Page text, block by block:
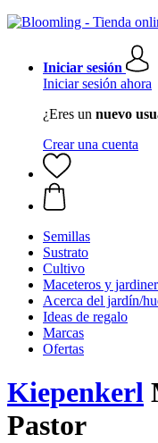
Iniciar sesión
Iniciar sesión ahora
¿Eres un nuevo
Crear una cuenta
Semillas
Sustrato
Cultivo
Maceteros y
Acerca del jardín/
Ideas de regalo
Marcas
Ofertas
Kiepenkerl
Pastor